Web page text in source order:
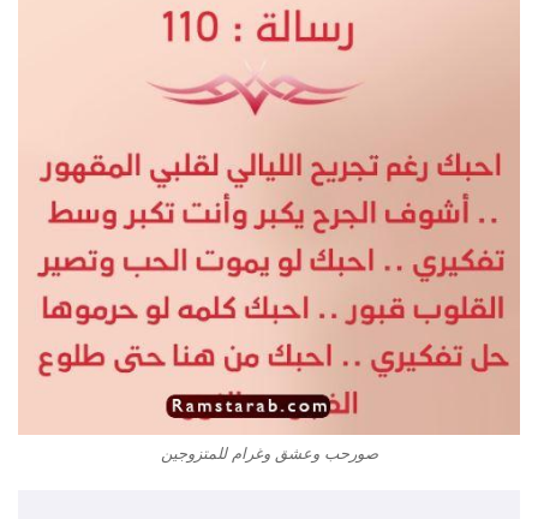
صورحب وعشق وغرام للمتزوجين